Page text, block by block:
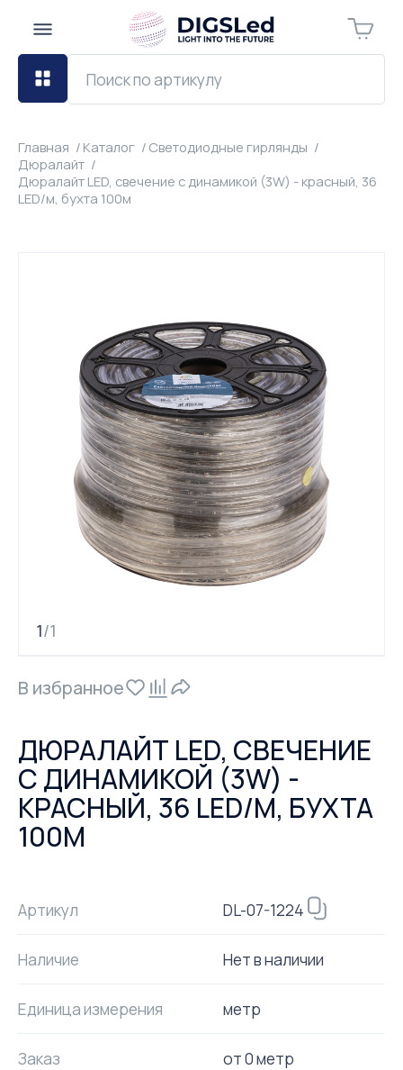
Главная Каталог
Светодиодные гирлянды
Дюралайт
Дюралайт LED, свечение с динамикой (3W) - красный, 36
LED/м, бухта 100м
1/1
В избранное
ДЮРАЛАЙТ LED, СВЕЧЕНИЕ
С ДИНАМИКОЙ (3W) -
КРАСНЫЙ, 36 LED/М, БУХТА
100М
Артикул DL-07-1224
Наличие Нет в наличии
Единица измерения метр
Заказ от0метр